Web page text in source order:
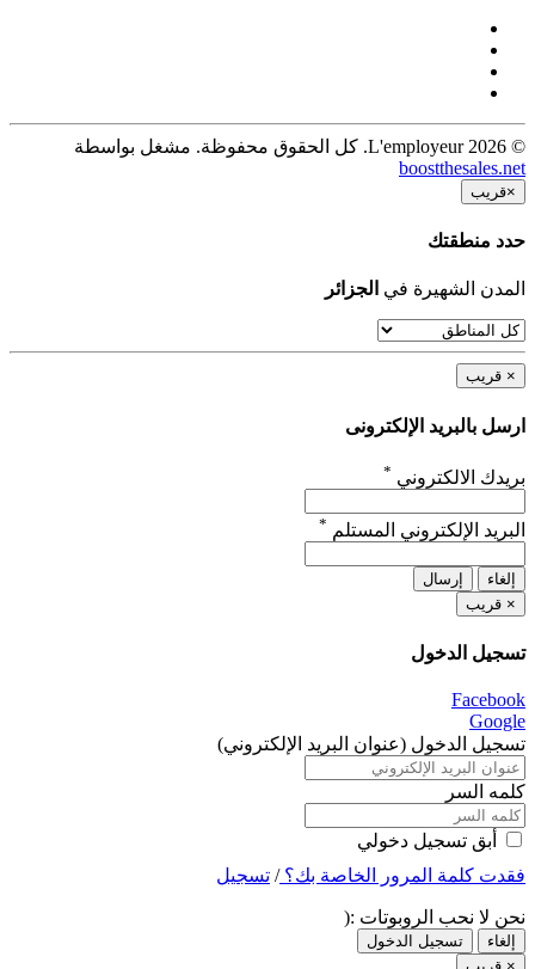
© 2026 L'employeur. كل الحقوق محفوظة. مشغل بواسطة
boostthesales.net
×قريب
حدد منطقتك
المدن الشهيرة في الجزائر
× قريب
ارسل بالبريد الإلكترونى
بريدك الالكتروني *
البريد الإلكتروني المستلم *
إلغاء
إرسال
× قريب
تسجيل الدخول
Facebook
Google
تسجيل الدخول (عنوان البريد الإلكتروني)
كلمه السر
أبق تسجيل دخولي
فقدت كلمة المرور الخاصة بك؟/ تسجيل
نحن لا نحب الروبوتات :(
إلغاء
تسجيل الدخول